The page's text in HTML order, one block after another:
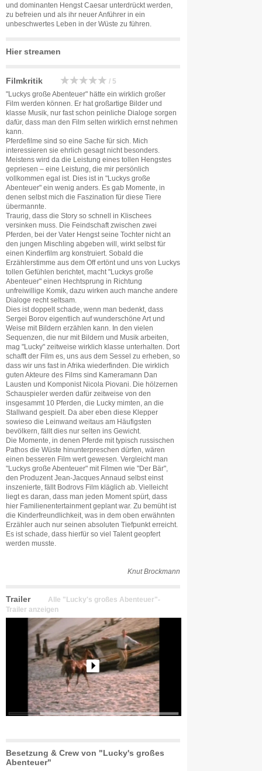
und dominanten Hengst Caesar unterdrückt werden,
zu befreien und als ihr neuer Anführer in ein
unbeschwertes Leben in der Wüste zu führen.
Hier streamen
Filmkritik / 5
"Luckys große Abenteuer" hätte ein wirklich großer
Film werden können. Er hat großartige Bilder und
klasse Musik, nur fast schon peinliche Dialoge sorgen
dafür, dass man den Film selten wirklich ernst nehmen
kann.
Pferdefilme sind so eine Sache für sich. Mich
interessieren sie ehrlich gesagt nicht besonders.
Meistens wird da die Leistung eines tollen Hengstes
gepriesen – eine Leistung, die mir persönlich
vollkommen egal ist. Dies ist in "Luckys große
Abenteuer" ein wenig anders. Es gab Momente, in
denen selbst mich die Faszination für diese Tiere
übermannte.
Traurig, dass die Story so schnell in Klischees
versinken muss. Die Feindschaft zwischen zwei
Pferden, bei der Vater Hengst seine Tochter nicht an
den jungen Mischling abgeben will, wirkt selbst für
einen Kinderfilm arg konstruiert. Sobald die
Erzählerstimme aus dem Off ertönt und uns von Luckys
tollen Gefühlen berichtet, macht "Luckys große
Abenteuer" einen Hechtsprung in Richtung
unfreiwillige Komik, dazu wirken auch manche andere
Dialoge recht seltsam.
Dies ist doppelt schade, wenn man bedenkt, dass
Sergei Borov eigentlich auf wunderschöne Art und
Weise mit Bildern erzählen kann. In den vielen
Sequenzen, die nur mit Bildern und Musik arbeiten,
mag "Lucky" zeitweise wirklich klasse unterhalten. Dort
schafft der Film es, uns aus dem Sessel zu erheben, so
dass wir uns fast in Afrika wiederfinden. Die wirklich
guten Akteure des Films sind Kameramann Dan
Lausten und Komponist Nicola Piovani. Die hölzernen
Schauspieler werden dafür zeitweise von den
insgesammt 10 Pferden, die Lucky mimten, an die
Stallwand gespielt. Da aber eben diese Klepper
sowieso die Leinwand weitaus am Häufigsten
bevölkern, fällt dies nur selten ins Gewicht.
Die Momente, in denen Pferde mit typisch russischen
Pathos die Wüste hinunterpreschen dürfen, wären
einen besseren Film wert gewesen. Vergleicht man
"Luckys große Abenteuer" mit Filmen wie "Der Bär",
den Produzent Jean-Jacques Annaud selbst einst
inszenierte, fällt Bodrovs Film kläglich ab. Vielleicht
liegt es daran, dass man jeden Moment spürt, dass
hier Familienentertainment geplant war. Zu bemüht ist
die Kinderfreundlichkeit, was in dem oben erwähnten
Erzähler auch nur seinen absoluten Tiefpunkt erreicht.
Es ist schade, dass hierfür so viel Talent geopfert
werden musste.
Knut Brockmann
Trailer
Alle "Lucky's großes Abenteuer"-
Trailer anzeigen
Besetzung & Crew von "Lucky's großes
Abenteuer"